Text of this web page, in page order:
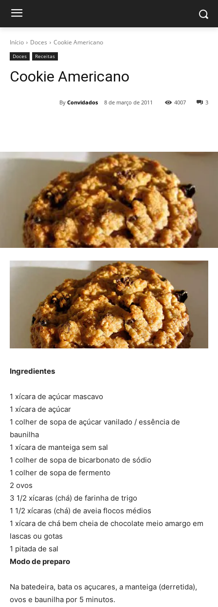
Início Doces Cookie Americano
Doces Receitas
Cookie Americano
By Convidados 8 de março de 2011 3
4007
Ingredientes
1 xícara de açúcar mascavo
1 xícara de açúcar
1 colher de sopa de açúcar vanilado / essência de
baunilha
1 xícara de manteiga sem sal
1 colher de sopa de bicarbonato de sódio
1 colher de sopa de fermento
2 ovos
3 1/2 xícaras (chá) de farinha de trigo
1 1/2 xícaras (chá) de aveia flocos médios
1 xícara de chá bem cheia de chocolate meio amargo em
lascas ou gotas
1 pitada de sal
Modo de preparo
Na batedeira, bata os açucares, a manteiga (derretida),
ovos e baunilha por 5 minutos.